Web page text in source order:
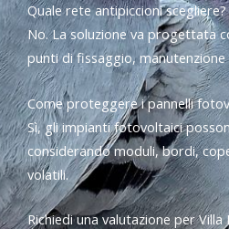
Quale rete antipiccioni scegliere?
No. La soluzione va progettata
punti di fissaggio,
Come proteggere i pannelli
Sì, gli impianti fotovoltaici
considerando moduli, bordi,
volatili.
Richiedi una valutazione per Villa